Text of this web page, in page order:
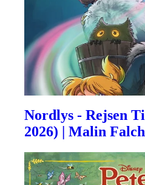
Nordlys - Rejsen
2026) | Malin